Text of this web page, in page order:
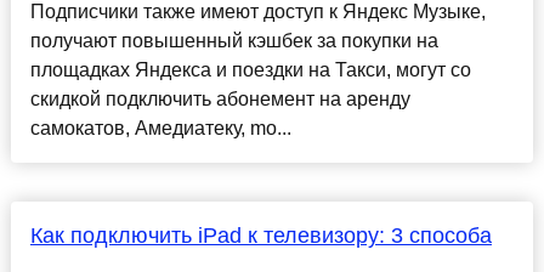
Подписчики также имеют доступ к Яндекс Музыке,
получают повышенный кэшбек за покупки на
площадках Яндекса и поездки на Такси, могут со
скидкой подключить абонемент на аренду
самокатов, Амедиатеку, mo...
Как подключить iPad к телевизору: 3 способа